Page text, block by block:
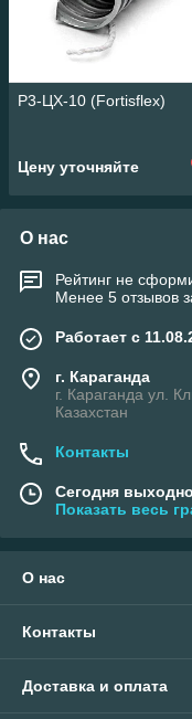
Р3-ЦХ-10 (Fortisflex)
Цену уточняйте
О нас
Рейтинг не
Менее 5 отзывов
Работает с
г. Караганда
г. Караганда ул.
Казахстан
Контакты
Сегодня
Показать весь
О нас
Контакты
Доставка и оплата